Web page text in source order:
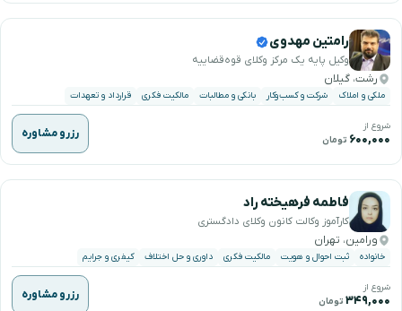
رامتین مهدوی
وکیل پایه یک مرکز وکلای قوه‌قضاییه
رشت، گیلان
ملکی و املاک شرکت و کسب‌وکار بانکی و مطالبات مالکیت فکری قرارداد و تعهدات
شروع از
۶۰۰,۰۰۰ تومان رزرو مشاوره
فاطمه فرهیخته راد
کارآموز وکالت کانون وکلای دادگستری
ورامین، تهران
خانواده ثبت احوال و هویت مالکیت فکری داوری و حل اختلاف کیفری و جرایم
شروع از
۳۴۹,۰۰۰ تومان رزرو مشاوره